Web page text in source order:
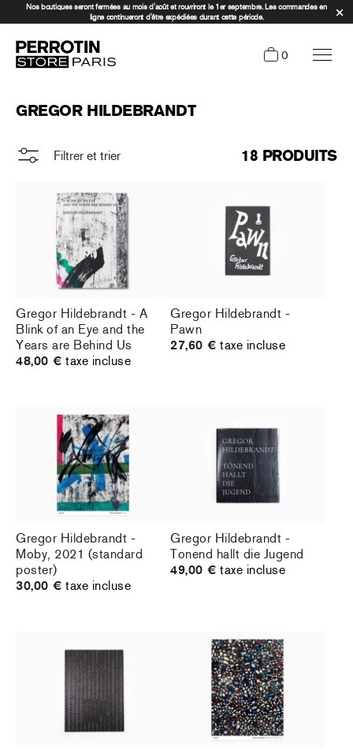
Nos boutiques seront fermées au mois d'août et rouvriront le 1er septembre. Les commandes en
ligne continueront d'être expédiées durant cette période.
0
GREGOR HILDEBRANDT
Filtrer et trier 18 PRODUITS
Gregor Hildebrandt - A
Blink of an Eye and the
Years are Behind Us
48,00 € taxe incluse
Gregor Hildebrandt -
Pawn
27,60 € taxe incluse
Gregor Hildebrandt -
Moby, 2021 (standard
poster)
30,00 € taxe incluse
Gregor Hildebrandt -
Tonend hallt die Jugend
49,00 € taxe incluse